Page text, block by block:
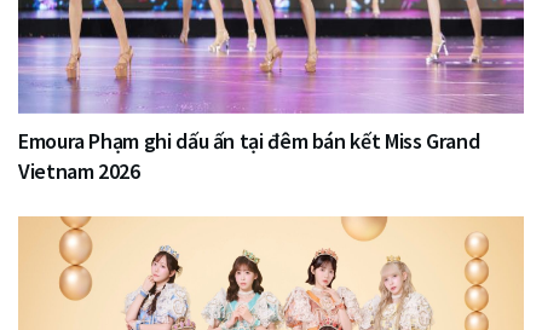
Emoura Phạm ghi dấu ấn tại đêm bán kết Miss Grand
Vietnam 2026